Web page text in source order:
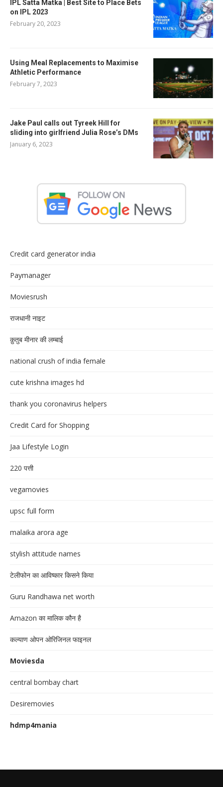
IPL Satta Matka | Best Site to Place Bets
on IPL 2023
February 20, 2023
Using Meal Replacements to Maximise
Athletic Performance
February 7, 2023
Jake Paul calls out Tyreek Hill for
sliding into girlfriend Julia Rose’s DMs
January 6, 2023
Credit card generator india
Paymanager
Moviesrush
राजधानी नाइट
क़ुतुब मीनार की लम्बाई
national crush of india female
cute krishna images hd
thank you coronavirus helpers
Credit Card for Shopping
Jaa Lifestyle Login
220 पत्ती
vegamovies
upsc full form
malaika arora age
stylish attitude names
टेलीफोन का आविष्कार किसने किया
Guru Randhawa net worth
Amazon का मालिक कौन है
कल्याण ओपन ओरिजिनल फाइनल
Moviesda
central bombay chart
Desiremovies
hdmp4mania